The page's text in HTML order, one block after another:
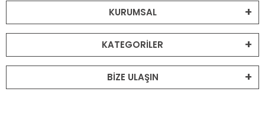
KURUMSAL
KATEGORİLER
BİZE ULAŞIN